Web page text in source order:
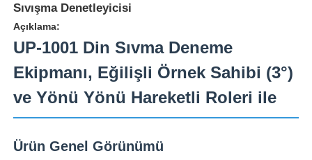
Sıvışma Denetleyicisi
Açıklama:
UP-1001 Din Sıvma Deneme
Ekipmanı, Eğilişli Örnek Sahibi (3°)
ve Yönü Yönü Hareketli Roleri ile
Ürün Genel Görünümü